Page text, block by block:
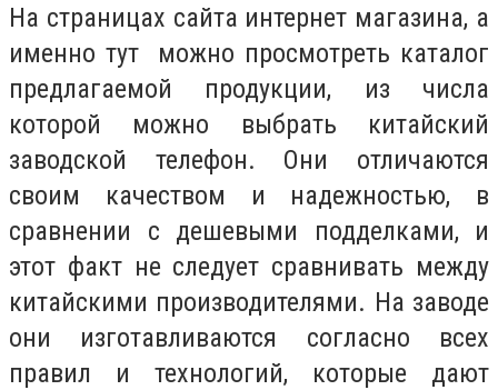
На страницах сайта интернет магазина, а
именно тут можно просмотреть каталог
предлагаемой продукции, из числа
которой можно выбрать китайский
заводской телефон. Они отличаются
своим качеством и надежностью, в
сравнении с дешевыми подделками, и
этот факт не следует сравнивать между
китайскими производителями. На заводе
они изготавливаются согласно всех
правил и технологий, которые дают